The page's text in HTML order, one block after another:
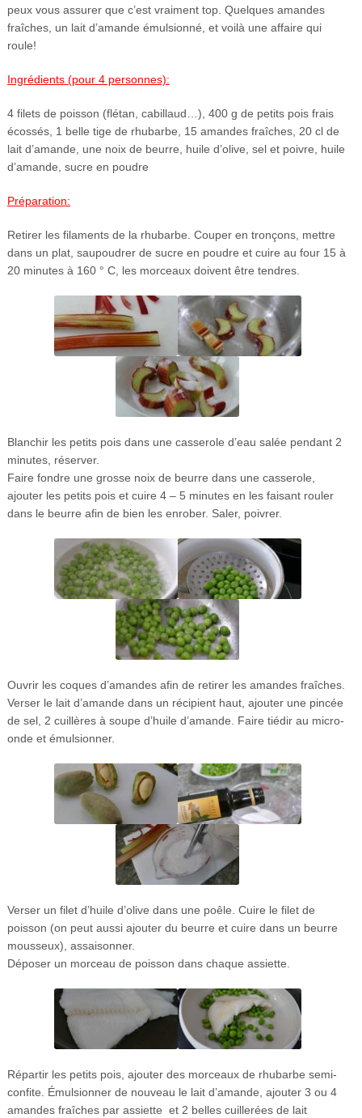
peux vous assurer que c’est vraiment top. Quelques amandes
fraîches, un lait d’amande émulsionné, et voilà une affaire qui
roule!
Ingrédients (pour4 personnes):
4 filets de poisson (flétan, cabillaud…), 400 g de petits pois frais
écossés, 1 belle tige de rhubarbe, 15 amandes fraîches, 20 cl de
lait d’amande, une noix de beurre, huile d’olive, sel et poivre, huile
d’amande, sucre en poudre
Préparation:
Retirer les filaments de la rhubarbe. Couper en tronçons, mettre
dans un plat, saupoudrer de sucre en poudre et cuire au four 15 à
20 minutes à 160 ° C, les morceaux doivent être tendres.
Blanchir les petits pois dans une casserole d’eau salée pendant 2
minutes, réserver.
Faire fondre une grosse noix de beurre dans une casserole,
ajouter les petits pois et cuire 4 – 5 minutes en les faisant rouler
dans le beurre afin de bien les enrober. Saler, poivrer.
Ouvrir les coques d’amandes afin de retirer les amandes fraîches.
Verser le lait d’amande dans un récipient haut, ajouter une pincée
de sel, 2 cuillères à soupe d’huile d’amande. Faire tiédir au micro-
onde et émulsionner.
Verser un filet d’huile d’olive dans une poêle. Cuire le filet de
poisson (on peut aussi ajouter du beurre et cuire dans un beurre
mousseux), assaisonner.
Déposer un morceau de poisson dans chaque assiette.
Répartir les petits pois, ajouter des morceaux de rhubarbe semi-
confite. Émulsionner de nouveau le lait d’amande, ajouter 3 ou 4
amandes fraîches par assiette et 2 belles cuillerées de lait